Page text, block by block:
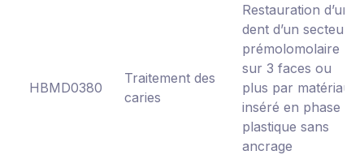
HBMD0380
Traitement des
caries
Restauration d’une
dent d’un secteur
prémolomolaire
sur 3 faces ou
plus par matériau
inséré en phase
plastique sans
ancrage